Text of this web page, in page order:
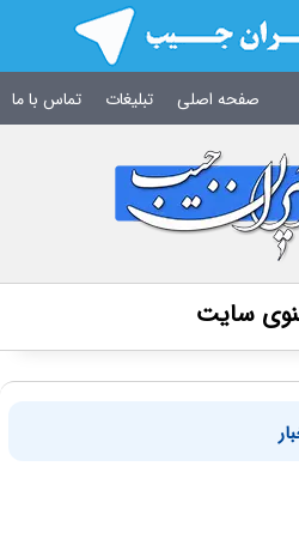
صفحه اصلی تبلیغات تماس با ما
سایت